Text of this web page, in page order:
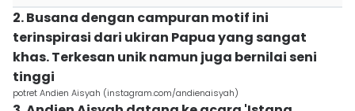
2. Busana dengan campuran motif ini
terinspirasi dari ukiran Papua yang sangat
khas. Terkesan unik namun juga bernilai seni
tinggi
potret Andien Aisyah (instagram.com/andienaisyah)